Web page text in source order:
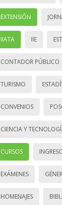
EXTENSIÓN
IIATA IIE
CONTADOR PÚBLICO
TURISMO
CONVENIOS
CIENCIA Y
CURSOS
EXÁMENES
HOMENAJES